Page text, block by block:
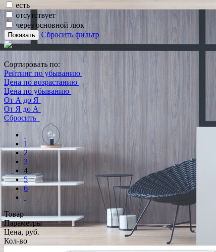
есть
отсутствует
через основной люк
Показать Сбросить фильтр
Сортировать по:
Рейтинг по убыванию
Цена по возрастанию
Цена по убыванию
От А до Я
От Я до А
Сбросить
1
2
3
4
5
6
Товар
Параметры
Цена, руб.
Кол-во